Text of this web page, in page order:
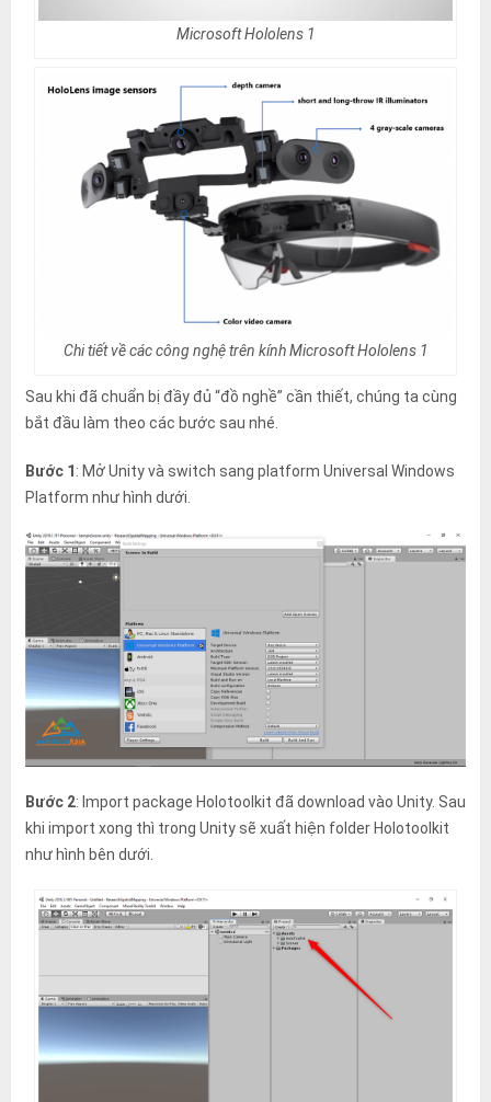
Microsoft Hololens 1
Chi tiết về các công nghệ trên kính Microsoft Hololens 1
Sau khi đã chuẩn bị đầy đủ “đồ nghề” cần thiết, chúng ta cùng
bắt đầu làm theo các bước sau nhé.
Bước 1: Mở Unity và switch sang platform Universal Windows
Platform như hình dưới.
Bước 2: Import package Holotoolkit đã download vào Unity. Sau
khi import xong thì trong Unity sẽ xuất hiện folder Holotoolkit
như hình bên dưới.